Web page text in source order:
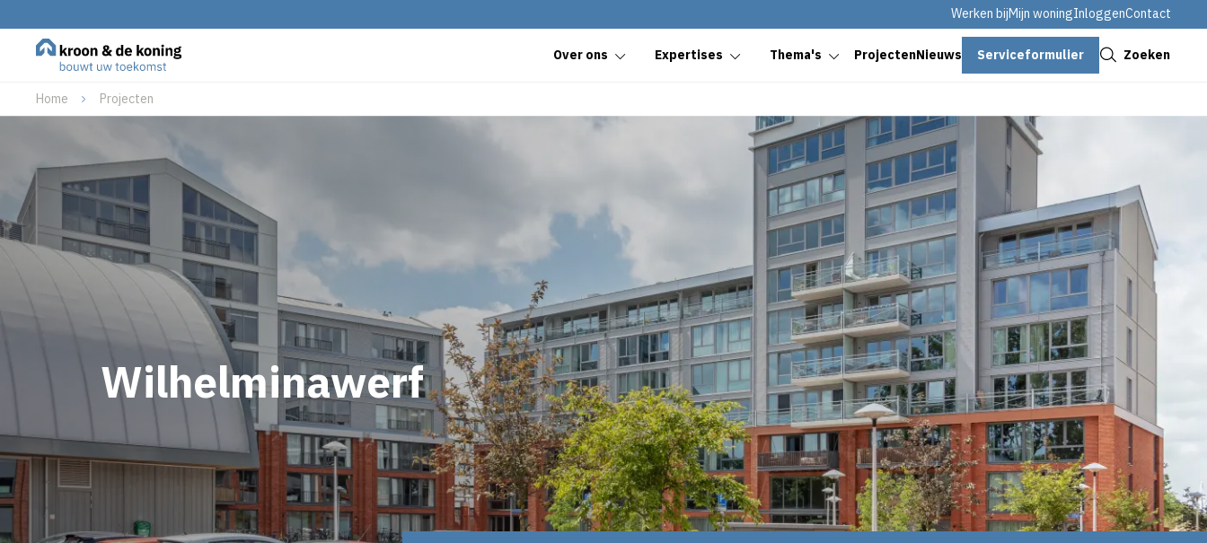
Werken bijMijn woningInloggenContact
Over ons Expertises Thema's ProjectenNieuws Serviceformulier Zoeken
Home Projecten
Wilhelminawerf
Sluiten